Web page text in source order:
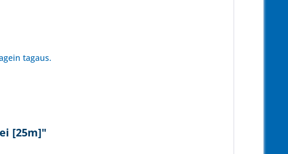
tagaus.
[25m]"